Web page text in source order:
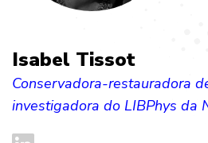
Isabel Tissot
Conservadora-restauradora
investigadora do LIBPhys da